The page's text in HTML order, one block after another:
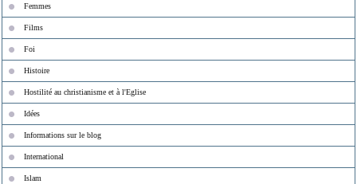
Femmes
Films
Foi
Histoire
Hostilité au christianisme et à l'Eglise
Idées
Informations sur le blog
International
Islam